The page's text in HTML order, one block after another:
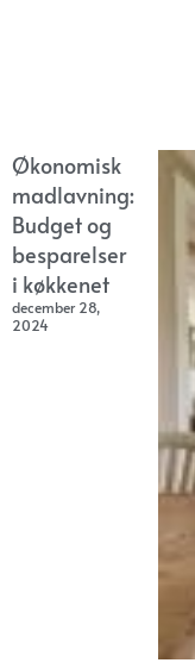
Økonomisk
madlavning:
Budget og
besparelser
i køkkenet
december 28,
2024